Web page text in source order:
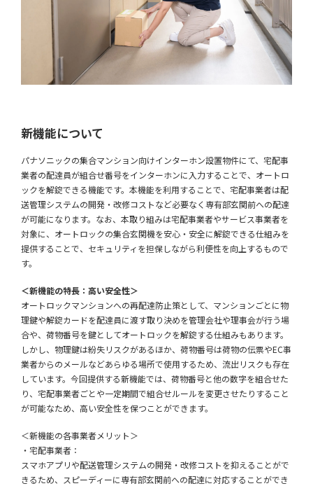
新機能について
パナソニックの集合マンション向けインターホン設置物件にて、宅配事
業者の配達員が組合せ番号をインターホンに入力することで、オートロ
ックを解錠できる機能です。本機能を利用することで、宅配事業者は配
送管理システムの開発・改修コストなど必要なく専有部玄関前への配達
が可能になります。なお、本取り組みは宅配事業者やサービス事業者を
対象に、オートロックの集合玄関機を安心・安全に解錠できる仕組みを
提供することで、セキュリティを担保しながら利便性を向上するもので
す。
＜新機能の特長：高い安全性＞
オートロックマンションへの再配達防止策として、マンションごとに物
理鍵や解錠カードを配達員に渡す取り決めを管理会社や理事会が行う場
合や、荷物番号を鍵としてオートロックを解錠する仕組みもあります。
しかし、物理鍵は紛失リスクがあるほか、荷物番号は荷物の伝票やEC事
業者からのメールなどあらゆる場所で使用するため、流出リスクも存在
しています。今回提供する新機能では、荷物番号と他の数字を組合せた
り、宅配事業者ごとや一定期間で組合せルールを変更させたりすること
が可能なため、高い安全性を保つことができます。
＜新機能の各事業者メリット＞
・宅配事業者：
スマホアプリや配送管理システムの開発・改修コストを抑えることがで
きるため、スピーディーに専有部玄関前への配達に対応することができ